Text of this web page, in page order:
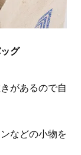
グ
があるので自
などの小物を